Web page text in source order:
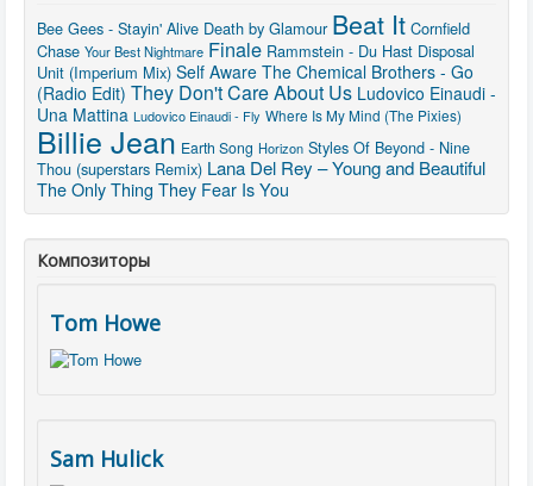
Bee Gees - Stayin' Alive Death by Glamour Beat It Cornfield
Chase Your Best Nightmare Finale Rammstein - Du Hast Disposal
Unit (Imperium Mix) Self Aware The Chemical Brothers - Go
(Radio Edit) They Don't Care About Us Ludovico Einaudi -
Una Mattina Ludovico Einaudi - Fly Where Is My Mind (The Pixies)
Billie Jean Earth Song Horizon Styles Of Beyond - Nine
Thou (superstars Remix) Lana Del Rey – Young and Beautiful
The Only Thing They Fear Is You
Композиторы
Tom Howe
Sam Hulick